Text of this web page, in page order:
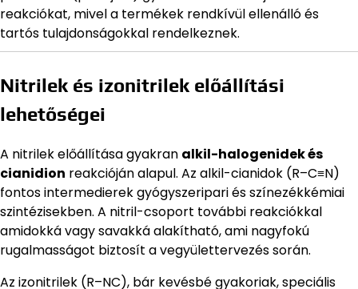
reakciókat, mivel a termékek rendkívül ellenálló és
tartós tulajdonságokkal rendelkeznek.
Nitrilek és izonitrilek előállítási
lehetőségei
A nitrilek előállítása gyakran alkil-halogenidek és
cianidion reakcióján alapul. Az alkil-cianidok (R–C≡N)
fontos intermedierek gyógyszeripari és színezékkémiai
szintézisekben. A nitril-csoport további reakciókkal
amidokká vagy savakká alakítható, ami nagyfokú
rugalmasságot biztosít a vegyülettervezés során.
Az izonitrilek (R–NC), bár kevésbé gyakoriak, speciális